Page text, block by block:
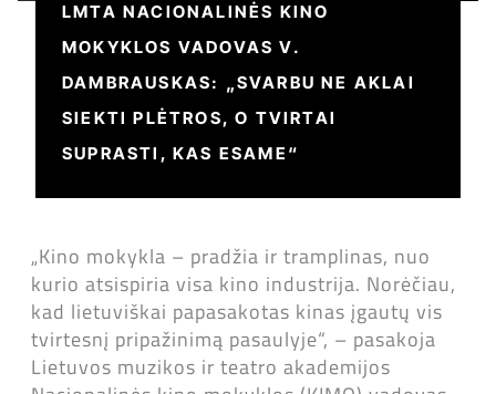
LMTA NACIONALINĖS KINO
MOKYKLOS VADOVAS V.
DAMBRAUSKAS: „SVARBU NE AKLAI
SIEKTI PLĖTROS, O TVIRTAI
SUPRASTI, KAS ESAME“
„Kino mokykla – pradžia ir tramplinas, nuo
kurio atsispiria visa kino industrija. Norėčiau,
kad lietuviškai papasakotas kinas įgautų vis
tvirtesnį pripažinimą pasaulyje“, – pasakoja
Lietuvos muzikos ir teatro akademijos